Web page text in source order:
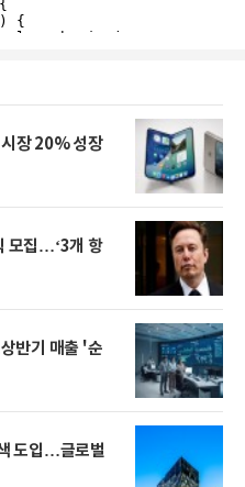
장 20% 성장
모집…‘3개 항
반기 매출 '순
도입…글로벌